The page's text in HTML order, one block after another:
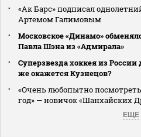
«Ак Барс» подписал
Артемом Галимовым
Московское «Динамо»
Павла Шэна из «Адмирала»
Суперзвезда хоккея из России
же окажется Кузнецов?
«Очень любопытно
год» — новичок «Шанхайских
ЕЩЕ